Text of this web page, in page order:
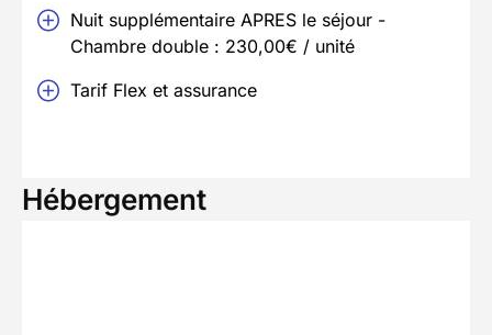
Nuit supplémentaire APRES le séjour -
Chambre double : 230,00€ / unité
Tarif Flex et assurance
Hébergement